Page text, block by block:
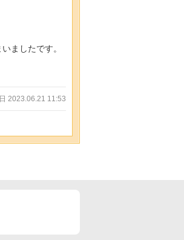
ましたです。
2023.06.21 11:53